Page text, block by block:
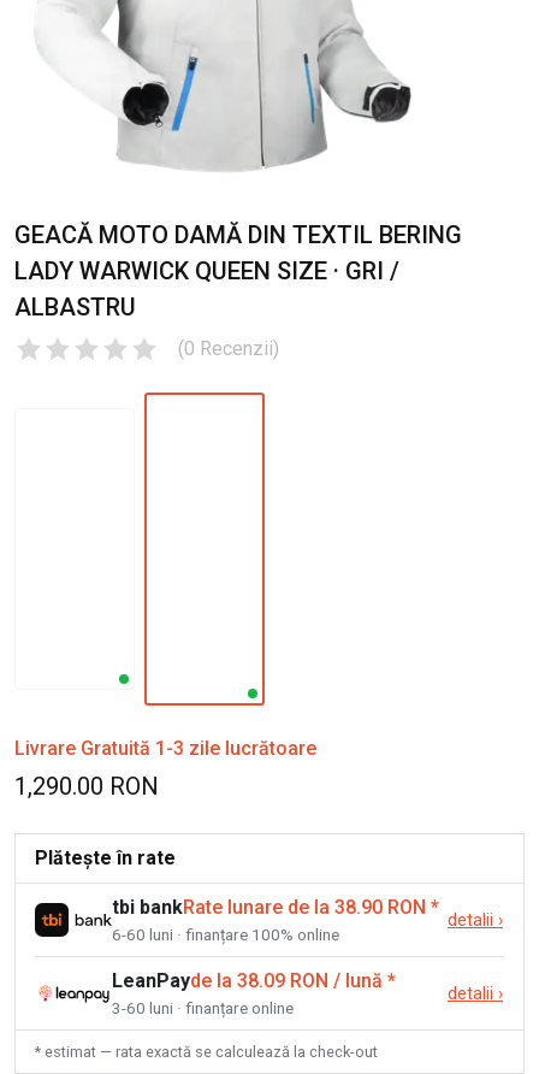
GEACĂ MOTO DAMĂ DIN TEXTIL BERING
LADY WARWICK QUEEN SIZE · GRI /
ALBASTRU
(0 Recenzii)
Livrare Gratuită 1-3 zile lucrătoare
1,290.00 RON
Plătește în rate
tbi bankRate lunare de la 38.90 RON *
6-60 luni · finanțare 100% online
detalii ›
LeanPayde la 38.09 RON / lună *
3-60 luni · finanțare online
detalii ›
* estimat — rata exactă se calculează la check-out